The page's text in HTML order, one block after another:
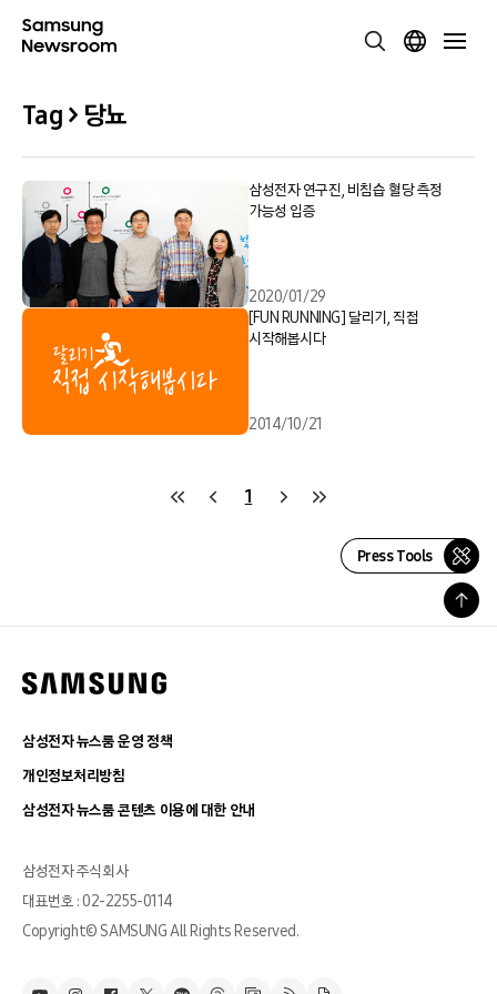
Tag > 당뇨
삼성전자 연구진, 비침습 혈당 측정
가능성 입증
2020/01/29
[FUN RUNNING] 달리기, 직접
시작해봅시다
2014/10/21
1
Press Tools
삼성전자 뉴스룸 운영 정책
개인정보처리방침
삼성전자 뉴스룸 콘텐츠 이용에 대한 안내
삼성전자 주식회사
대표번호 : 02-2255-0114
Copyright© SAMSUNG All Rights Reserved.